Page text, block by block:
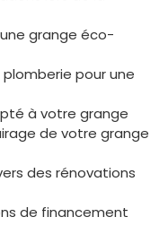
grange éco-
pour une
à votre grange
de votre grange
des rénovations
de financement